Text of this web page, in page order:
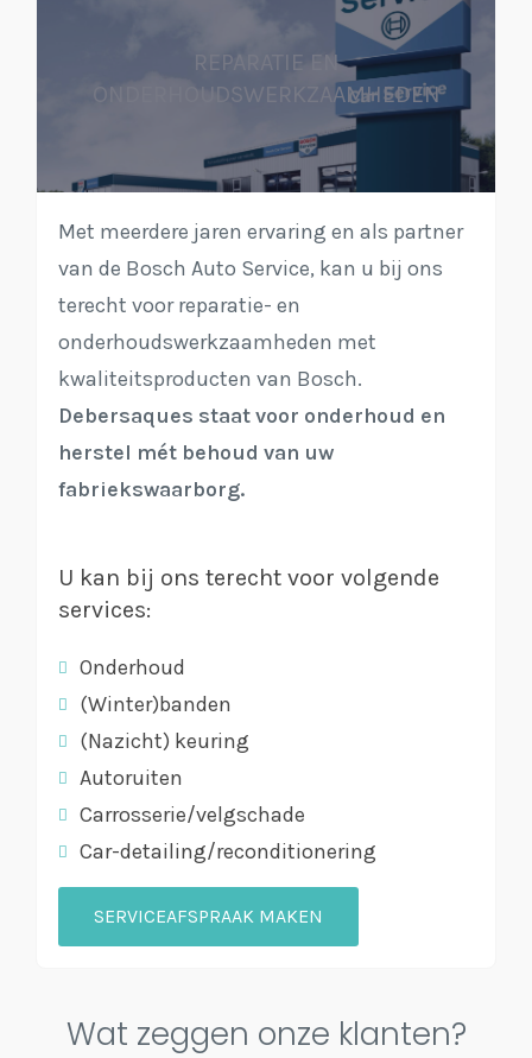
REPARATIE EN
ONDERHOUDSWERKZAAMHEDEN
Met meerdere jaren ervaring en als partner
van de Bosch Auto Service, kan u bij ons
terecht voor reparatie- en
onderhoudswerkzaamheden met
kwaliteitsproducten van Bosch.
Debersaques staat voor onderhoud en
herstel mét behoud van uw
fabriekswaarborg.
U kan bij ons terecht voor volgende
services:
Onderhoud
(Winter)banden
(Nazicht) keuring
Autoruiten
Carrosserie/velgschade
Car-detailing/reconditionering
SERVICEAFSPRAAK MAKEN
Wat zeggen onze klanten?